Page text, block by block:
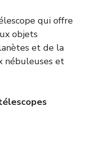
qui offre
objets
et de la
nébuleuses et